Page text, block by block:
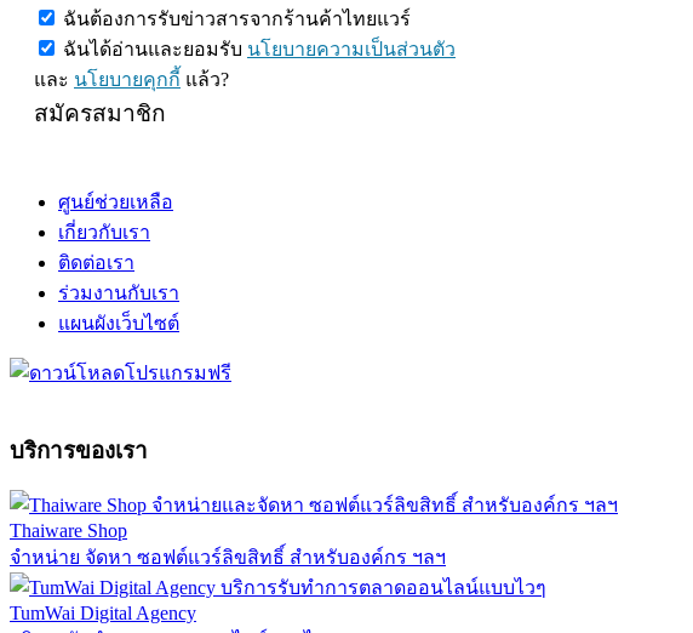
ฉันต้องการรับข่าวสารจากร้านค้าไทยแวร์
ฉันได้อ่านและยอมรับ นโยบายความเป็นส่วนตัว
และ นโยบายคุกกี้ แล้ว?
สมัครสมาชิก
ศูนย์ช่วยเหลือ
เกี่ยวกับเรา
ติดต่อเรา
ร่วมงานกับเรา
แผนผังเว็บไซต์
บริการของเรา
Thaiware Shop
จำหน่าย จัดหา ซอฟต์แวร์ลิขสิทธิ์ สำหรับองค์กร ฯลฯ
TumWai Digital Agency